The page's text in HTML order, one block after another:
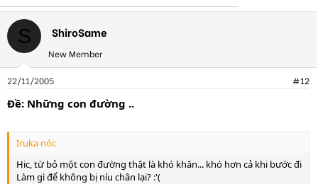
S ShiroSame
New Member
22/11/2005 #12
Ðề: Những con đường ..
Iruka nói:
Hic, từ bỏ một con đường thật là khó khăn... khó hơn cả khi bước đi
Làm gì để không bị níu chân lại? :'(